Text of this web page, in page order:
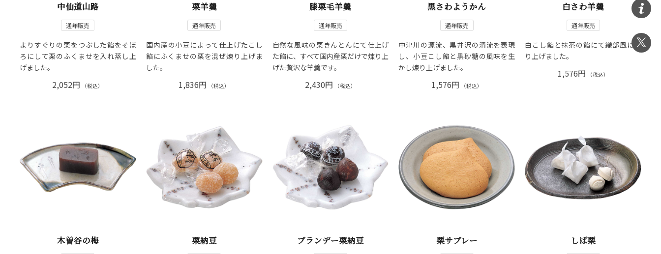
中仙道山路
通年販売
よりすぐりの栗をつぶした餡をそぼ
ろにして栗のふくませを入れ蒸し上
げました。
2,052円 （税込）
栗羊羹
通年販売
国内産の小豆によって仕上げたこし
餡にふくませの栗を混ぜ煉り上げま
した。
1,836円 （税込）
膝栗毛羊羹
通年販売
自然な風味の栗きんとんにて仕上げ
た餡に、すべて国内産栗だけで煉り上
げた贅沢な羊羹です。
2,430円 （税込）
黒さわようかん
通年販売
中津川の源流、黒井沢の清流を表現
し、小豆こし餡と黒砂糖の風味を生
かし煉り上げました。
1,576円 （税込）
白さわ羊羹
通年販売
白こし餡と抹茶の餡にて織部風に煉
り上げました。
1,576円 （税込）
木曽谷の梅 栗納豆 ブランデー栗納豆 栗サブレー しば栗